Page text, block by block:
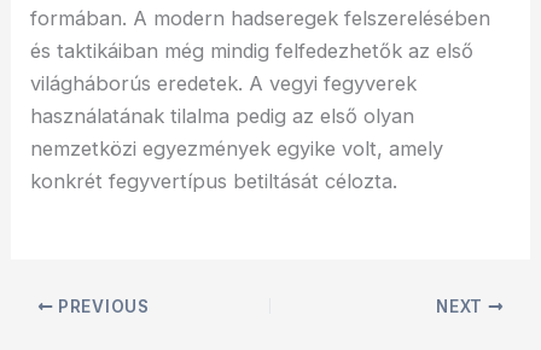
formában. A modern hadseregek felszerelésében
és taktikáiban még mindig felfedezhetők az első
világháborús eredetek. A vegyi fegyverek
használatának tilalma pedig az első olyan
nemzetközi egyezmények egyike volt, amely
konkrét fegyvertípus betiltását célozta.
PREVIOUS NEXT